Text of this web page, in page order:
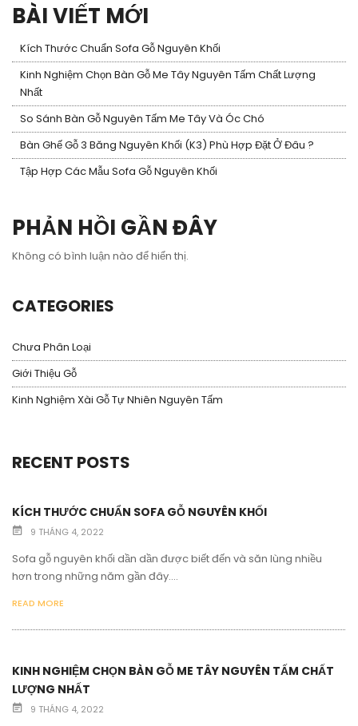
BÀI VIẾT MỚI
Kích Thước Chuẩn Sofa Gỗ Nguyên Khối
Kinh Nghiệm Chọn Bàn Gỗ Me Tây Nguyên Tấm Chất Lượng
Nhất
So Sánh Bàn Gỗ Nguyên Tấm Me Tây Và Óc Chó
Bàn Ghế Gỗ 3 Băng Nguyên Khối (K3) Phù Hợp Đặt Ở Đâu ?
Tập Hợp Các Mẫu Sofa Gỗ Nguyên Khối
PHẢN HỒI GẦN ĐÂY
Không có bình luận nào để hiển thị.
CATEGORIES
Chưa Phân Loại
Giới Thiệu Gỗ
Kinh Nghiệm Xài Gỗ Tự Nhiên Nguyên Tấm
RECENT POSTS
KÍCH THƯỚC CHUẨN SOFA GỖ NGUYÊN KHỐI
9 THÁNG 4, 2022
Sofa gỗ nguyên khối dần dần được biết đến và săn lùng nhiều
hơn trong những năm gần đây....
READ MORE
KINH NGHIỆM CHỌN BÀN GỖ ME TÂY NGUYÊN TẤM CHẤT
LƯỢNG NHẤT
9 THÁNG 4, 2022